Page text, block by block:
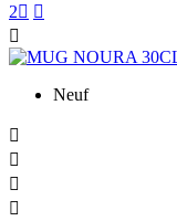
2 

Neuf



